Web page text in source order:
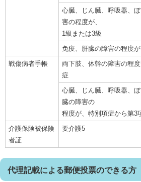
心臓、じん臓、呼吸器、
害の程度が、
1級または3級
免疫、肝臓の障害の程度
戦傷病者手帳
両下肢、体幹の障害の程
症
心臓、じん臓、呼吸器、
臓の障害の
程度が、特別項症から第3
介護保険被保険
者証
要介護5
代理記載による郵便投票のできる方